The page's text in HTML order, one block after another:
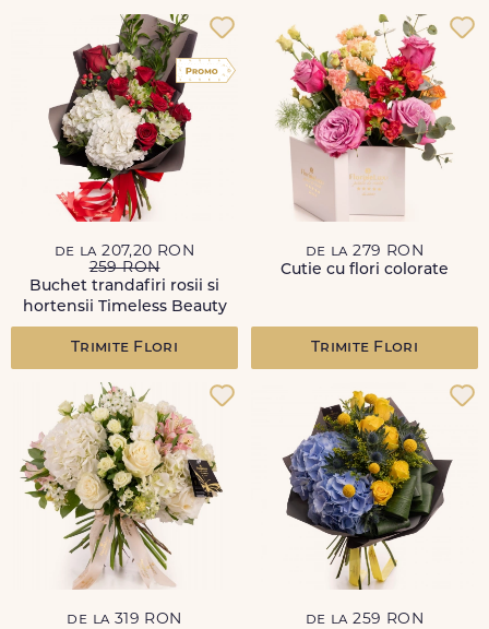
de la 207,20 RON
259 RON
Buchet trandafiri rosii si
hortensii Timeless Beauty
Trimite Flori
de la 279 RON
Cutie cu flori colorate
Trimite Flori
de la 319 RON
de la 259 RON